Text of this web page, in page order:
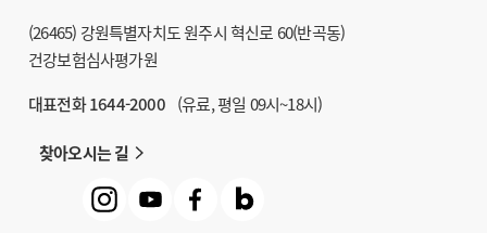
11 청구방법 및
12
거짓청구요양기관명단
대체조제정보시스템
건강보험심사평가원
(26465) 강원특별자치도 원주시 혁신로 60(반곡동)
건강보험심사평가원
대표전화 1644-2000 (유료, 평일 09시~18시)
찾아오시는 길